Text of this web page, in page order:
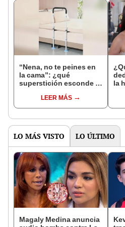
“Nena, no te peines en
la cama”: ¿qué
superstición esconde la
Enanitos Verdes?
LEER MÁS
la
LO MÁS VISTO LO ÚLTIMO
Magaly Medina anuncia